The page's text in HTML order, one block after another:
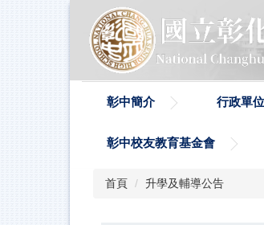
彰中簡介 行政單位
彰中校友教育基金會
首頁 升學及輔導公告